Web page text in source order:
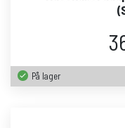
På lager